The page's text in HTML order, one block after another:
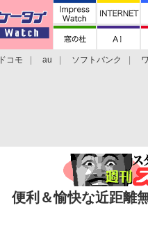
ドコモ au ソフトバンク
便利＆愉快な近距離